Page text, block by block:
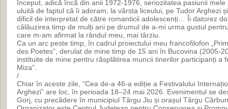
început, adică încă din anii 1972-1976, seriozitatea pasiunii
uluită de faptul că îi adoram, la vârsta liceului, pe Tudor Arghezi
dificil de interpretat de către romanticii adolescenți… Îi datorez
călăuzirea timp de mulți ani pe drumul de a-mi urma gustul
care m-am afirmat la rândul meu, mai târziu.
Ca un arc peste timp, în cadrul proiectului meu francofilofon
des Poetes”, derulat de mine timp de 15 ani în Bucovina (2005-
instituite de mine pentru răsplătirea muncii tinerilor participanți a
Miza”.
/
Chiar în aceste zile, “Cea de-a 46-a ediție a Festivalului
Arghezi” are loc, în perioada 18–24 mai 2026. Evenimentul se
Gorj, cu precădere în municipiul Târgu Jiu și orașul Târgu